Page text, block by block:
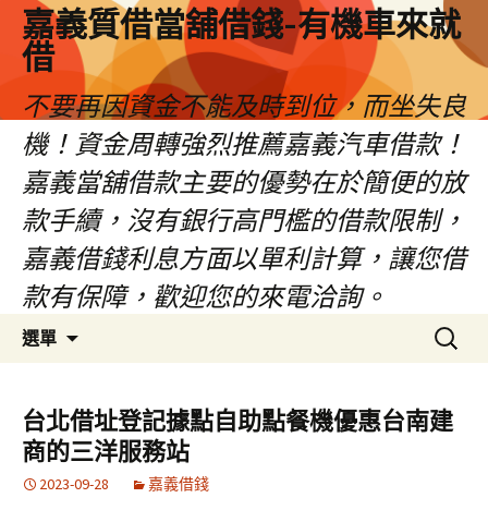
嘉義質借當舖借錢-有機車來就
借
不要再因資金不能及時到位，而坐失良
機！資金周轉強烈推薦嘉義汽車借款！
嘉義當舖借款主要的優勢在於簡便的放
款手續，沒有銀行高門檻的借款限制，
嘉義借錢利息方面以單利計算，讓您借
款有保障，歡迎您的來電洽詢。
選單
容
區
搜
尋
鍵
字:
台北借址登記據點自助點餐機優惠台南建
商的三洋服務站
2023-09-28 嘉義借錢